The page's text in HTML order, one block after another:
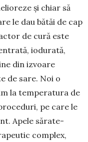
și chiar să
le dau bătăi de cap
de cură este
iodurată,
din izvoare
de sare. Noi o
la temperatura de
pe care le
Apele sărate-
complex,